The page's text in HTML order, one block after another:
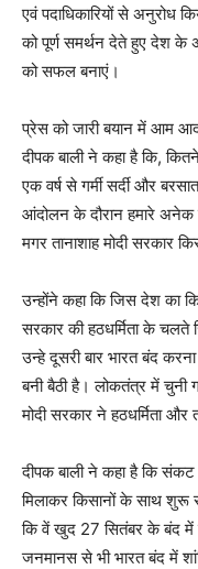
एवं पदाधिकारियों से अनुरोध
को पूर्ण समर्थन देते हुए देश के
को सफल बनाएं।
प्रेस को जारी बयान में आम
दीपक बाली ने कहा है कि,
एक वर्ष से गर्मी सर्दी और
आंदोलन के दौरान हमारे
मगर तानाशाह मोदी सरकार
उन्होंने कहा कि जिस देश का
सरकार की हठधर्मिता के चलते
उन्हे दूसरी बार भारत बंद
बनी बैठी है। लोकतंत्र में चुनी
मोदी सरकार ने हठधर्मिता और
दीपक बाली ने कहा है कि
मिलाकर किसानों के साथ
कि वें खुद 27 सितंबर के बंद में
जनमानस से भी भारत बंद में